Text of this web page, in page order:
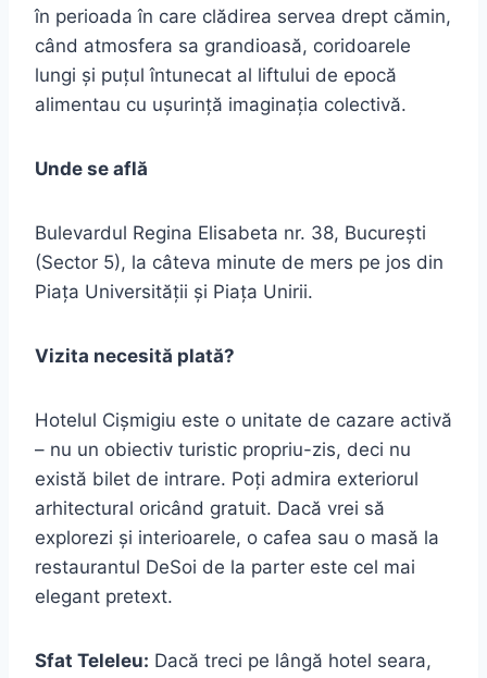
în perioada în care clădirea servea drept cămin,
când atmosfera sa grandioasă, coridoarele
lungi și puțul întunecat al liftului de epocă
alimentau cu ușurință imaginația colectivă.
Unde se află
Bulevardul Regina Elisabeta nr. 38, București
(Sector 5), la câteva minute de mers pe jos din
Piața Universității și Piața Unirii.
Vizita necesită plată?
Hotelul Cișmigiu este o unitate de cazare activă
– nu un obiectiv turistic propriu-zis, deci nu
există bilet de intrare. Poți admira exteriorul
arhitectural oricând gratuit. Dacă vrei să
explorezi și interioarele, o cafea sau o masă la
restaurantul DeSoi de la parter este cel mai
elegant pretext.
Sfat Teleleu: Dacă treci pe lângă hotel seara,